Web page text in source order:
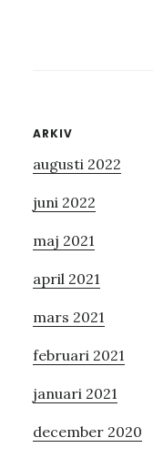
Primärt
sidofält
ARKIV
augusti 2022
juni 2022
maj 2021
april 2021
mars 2021
februari 2021
januari 2021
december 2020